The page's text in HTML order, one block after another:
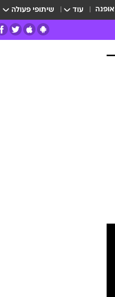
אופנה עוד שיתופי פעולה